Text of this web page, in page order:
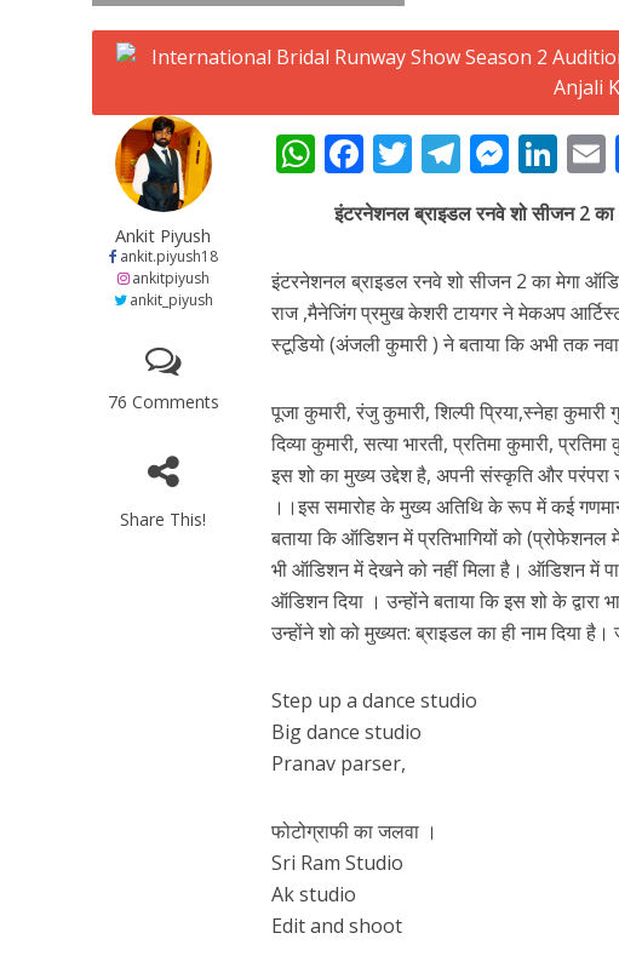
शिवानी सिंह का नया बोलबम गीत
पवन सिंह का बॉलीवुड में
Ankit Piyush
ankit.piyush18
ankitpiyush
ankit_piyush
76 Comments
Share This!
W
h
at
s
A
p
F
ac
e
b
o
o
T
itt
er
T
e
gr
a
m
M
e
ss
e
n
g
Li
n
k
e
dI
n
l
इंटरनेशनल ब्राइडल रनवे शो सीजन 2 का
इंटरनेशनल ब्राइडल रनवे शो सीजन 2 का मेगा
राज ,मैनेजिंग प्रमुख केशरी टायगर ने मेकअप
स्टूडियो (अंजली कुमारी ) ने बताया कि अभी तक
पूजा कुमारी, रंजु कुमारी, शिल्पी प्रिया,स्नेहा कुमारी
दिव्या कुमारी, सत्या भारती, प्रतिमा कुमारी,
इस शो का मुख्य उद्देश है, अपनी संस्कृति और
।।इस समारोह के मुख्य अतिथि के रूप में कई
बताया कि ऑडिशन में प्रतिभागियों को
भी ऑडिशन में देखने को नहीं मिला है। ऑडिशन में
ऑडिशन दिया । उन्होंने बताया कि इस शो के
उन्होंने शो को मुख्यत: ब्राइडल का ही नाम दिया
Step up a dance studio
Big dance studio
Pranav parser,
फोटोग्राफी का जलवा ।
Sri Ram Studio
Ak studio
Edit and shoot